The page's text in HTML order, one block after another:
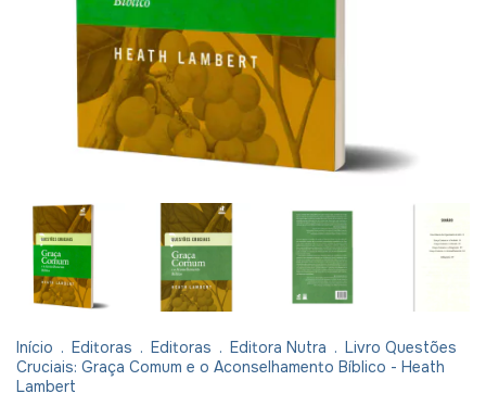
Início . Editoras . Editoras . Editora Nutra . Livro Questões
Cruciais: Graça Comum e o Aconselhamento Bíblico - Heath
Lambert